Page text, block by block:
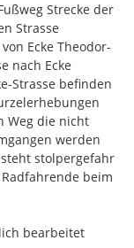
Strecke der
Strasse
Ecke Theodor-
nach Ecke
Strasse befinden
Weg die nicht
werden
stolpergefahr
beim
bearbeitet